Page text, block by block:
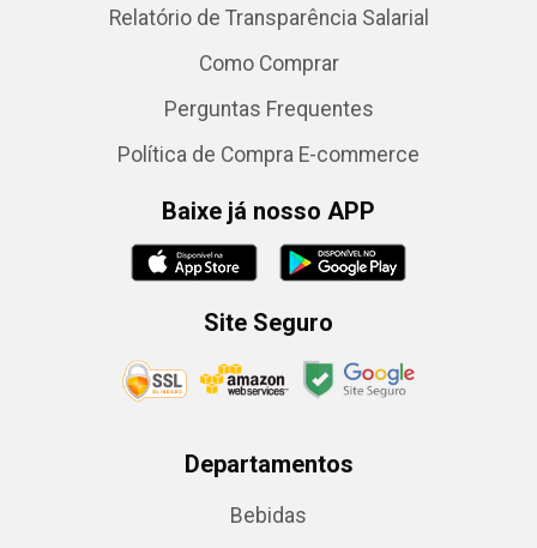
Relatório de Transparência Salarial
Como Comprar
Perguntas Frequentes
Política de Compra E-commerce
Baixe já nosso APP
Site Seguro
Departamentos
Bebidas